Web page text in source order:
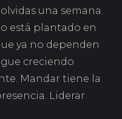
una semana.
está plantado en
ya no dependen
creciendo
Mandar tiene la
Liderar